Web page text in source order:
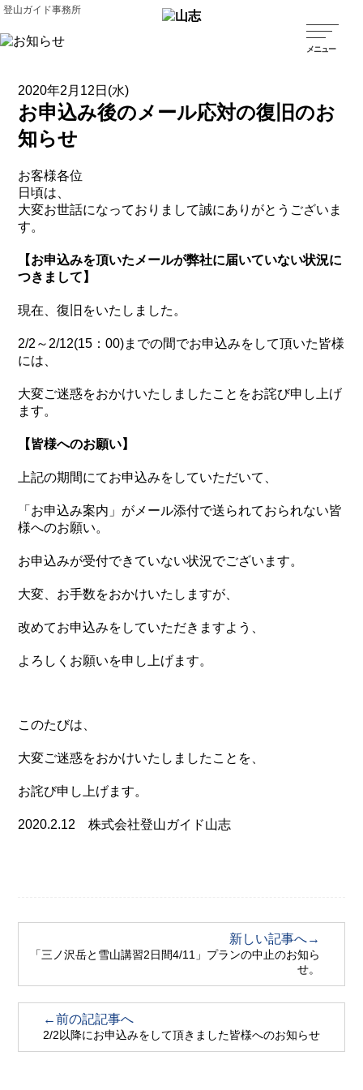
登山ガイド事務所
2020年2月12日(水)
お申込み後のメール応対の復旧のお
知らせ
お客様各位
日頃は、
大変お世話になっておりまして誠にありがとうございま
す。
【お申込みを頂いたメールが弊社に届いていない状況に
つきまして】
現在、復旧をいたしました。
2/2～2/12(15：00)までの間でお申込みをして頂いた皆様
には、
大変ご迷惑をおかけいたしましたことをお詫び申し上げ
ます。
【皆様へのお願い】
上記の期間にてお申込みをしていただいて、
「お申込み案内」がメール添付で送られておられない皆
様へのお願い。
お申込みが受付できていない状況でございます。
大変、お手数をおかけいたしますが、
改めてお申込みをしていただきますよう、
よろしくお願いを申し上げます。
このたびは、
大変ご迷惑をおかけいたしましたことを、
お詫び申し上げます。
2020.2.12 株式会社登山ガイド山志
新しい記事へ→
「三ノ沢岳と雪山講習2日間4/11」プランの中止のお知ら
せ。
←前の記記事へ
2/2以降にお申込みをして頂きました皆様へのお知らせ